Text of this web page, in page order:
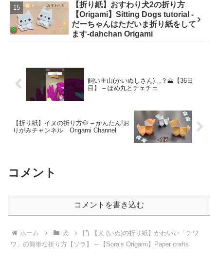
【折り紙】おすわり犬2の折り方
【Origami】Sitting Dogs tutorial -
だーちゃんはただいま折り紙をして
ます-dahchan Origami
飼い主山(かいぬしさん)…？🗻【36日
目】 – ぽめ丸とチェチェ
【折り紙】イヌの折り方🐶 – かんたん!お
りがみチャンネル Origami Channel
コメント
コメントを書き込む
ホーム 犬
【犬 (いぬ)の折り紙】かわいい「チワ
ワ」の簡単な折り方【ソラ】 – 【Sora’s Origami】Paper crafts